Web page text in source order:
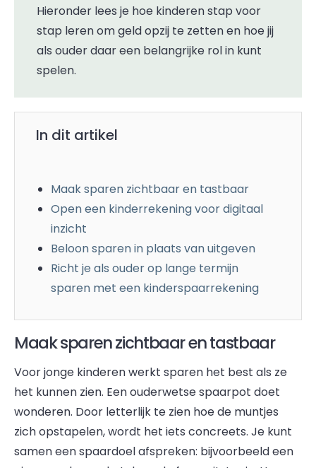
Hieronder lees je hoe kinderen stap voor
stap leren om geld opzij te zetten en hoe jij
als ouder daar een belangrijke rol in kunt
spelen.
In dit artikel
Maak sparen zichtbaar en tastbaar
Open een kinderrekening voor digitaal
inzicht
Beloon sparen in plaats van uitgeven
Richt je als ouder op lange termijn
sparen met een kinderspaarrekening
Maak sparen zichtbaar en tastbaar
Voor jonge kinderen werkt sparen het best als ze
het kunnen zien. Een ouderwetse spaarpot doet
wonderen. Door letterlijk te zien hoe de muntjes
zich opstapelen, wordt het iets concreets. Je kunt
samen een spaardoel afspreken: bijvoorbeeld een